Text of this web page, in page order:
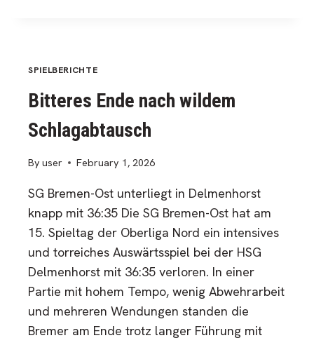
IN
MIT
SPIELBERICHTE
Bitteres Ende nach wildem
Schlagabtausch
By user February 1, 2026
SG Bremen-Ost unterliegt in Delmenhorst
knapp mit 36:35 Die SG Bremen-Ost hat am
15. Spieltag der Oberliga Nord ein intensives
und torreiches Auswärtsspiel bei der HSG
Delmenhorst mit 36:35 verloren. In einer
Partie mit hohem Tempo, wenig Abwehrarbeit
und mehreren Wendungen standen die
Bremer am Ende trotz langer Führung mit